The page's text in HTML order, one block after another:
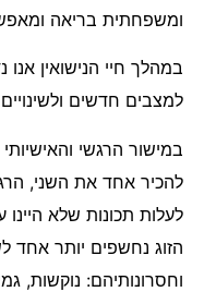
ומשפחתית בריאה
במהלך חיי הנישואין
למצבים חדשים
במישור הרגשי
להכיר אחד את השני,
לעלות תכונות שלא
הזוג נחשפים יותר אחד
וחסרונותיהם: נוקשות,